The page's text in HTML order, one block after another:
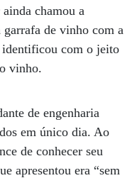
chamou a
garrafa de vinho com a
com o jeito
vinho.
de engenharia
em único dia. Ao
de conhecer seu
apresentou era “sem